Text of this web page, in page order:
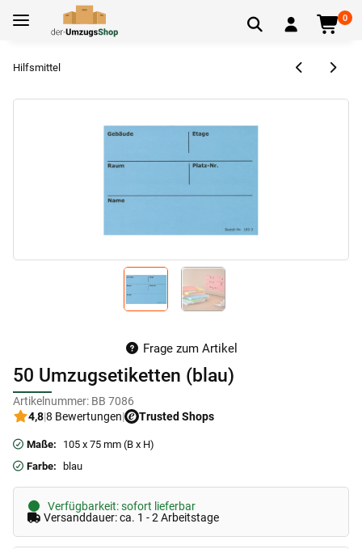
0
Hilfsmittel
Frage zum Artikel
50 Umzugsetiketten (blau)
Artikelnummer: BB 7086
4,8|8 Bewertungen| Trusted Shops
Maße:
105 x 75 mm (B x H)
Farbe:
blau
Verfügbarkeit: sofort lieferbar
Versanddauer: ca. 1 - 2 Arbeitstage